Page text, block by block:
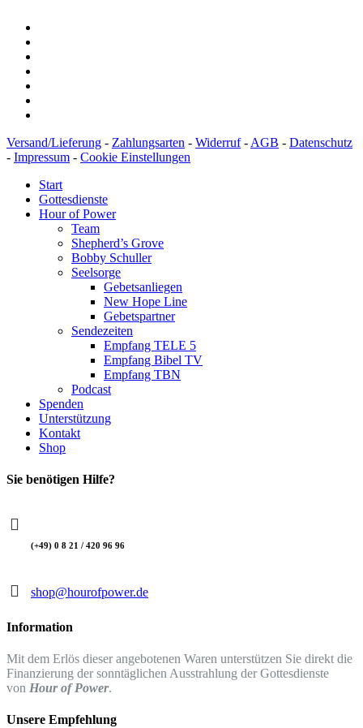
Versand/Lieferung - Zahlungsarten - Widerruf- AGB - Datenschutz
- Impressum - Cookie Einstellungen
Start
Gottesdienste
Hour of Power
Team
Shepherd’s Grove
Bobby Schuller
Seelsorge
Gebetsanliegen
New Hope Line
Gebetspartner
Sendezeiten
Empfang TELE 5
Empfang Bibel TV
Empfang TBN
Podcast
Spenden
Unterstützung
Kontakt
Shop
Sie benötigen Hilfe?
(+49) 0 8 21 / 420 96 96
shop@hourofpower.de
Information
Mit dem Erlös dieser angebotenen Waren unterstützen Sie direkt die
Finanzierung der sonntäglichen Ausstrahlung der Gottesdienste
von Hour of Power.
Unsere Empfehlung